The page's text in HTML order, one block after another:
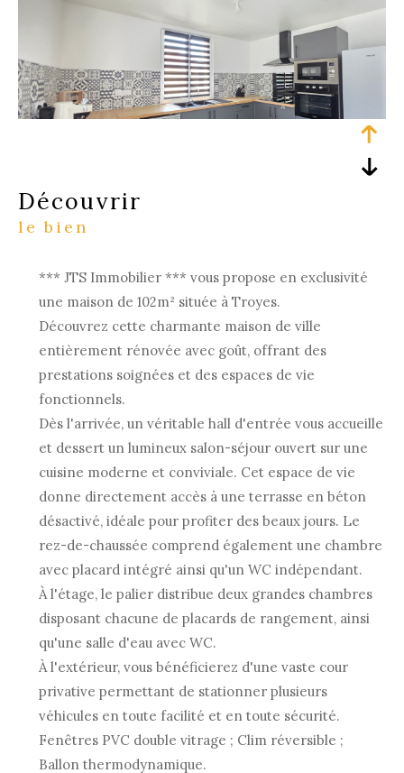
découvrir
le bien
*** JTS Immobilier *** vous propose en exclusivité
une maison de 102m² située à Troyes.
Découvrez cette charmante maison de ville
entièrement rénovée avec goût, offrant des
prestations soignées et des espaces de vie
fonctionnels.
Dès l'arrivée, un véritable hall d'entrée vous accueille
et dessert un lumineux salon-séjour ouvert sur une
cuisine moderne et conviviale. Cet espace de vie
donne directement accès à une terrasse en béton
désactivé, idéale pour profiter des beaux jours. Le
rez-de-chaussée comprend également une chambre
avec placard intégré ainsi qu'un WC indépendant.
À l'étage, le palier distribue deux grandes chambres
disposant chacune de placards de rangement, ainsi
qu'une salle d'eau avec WC.
À l'extérieur, vous bénéficierez d'une vaste cour
privative permettant de stationner plusieurs
véhicules en toute facilité et en toute sécurité.
Fenêtres PVC double vitrage ; Clim réversible ;
Ballon thermodynamique.